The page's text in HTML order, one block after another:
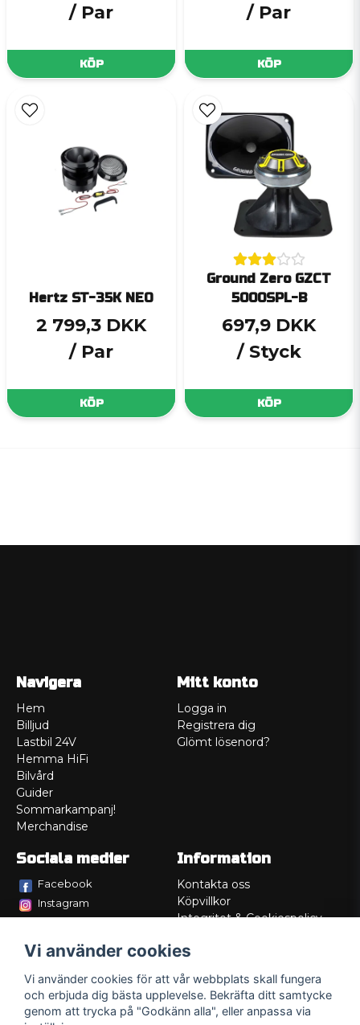
/ Par
KÖP
/ Par
KÖP
Hertz ST-35K NEO
2 799,3 DKK
/ Par
KÖP
Ground Zero GZCT
5000SPL-B
697,9 DKK
/ Styck
KÖP
Navigera
Hem
Billjud
Lastbil 24V
Hemma HiFi
Bilvård
Guider
Sommarkampanj!
Merchandise
Mitt konto
Logga in
Registrera dig
Glömt lösenord?
Sociala medier
Facebook
Instagram
Information
Kontakta oss
Köpvillkor
Integritet & Cookiespolicy
Service/Garanti
Lådritning
Om oss
Vi använder cookies
Vi använder cookies för att vår webbplats skall fungera
och erbjuda dig bästa upplevelse. Bekräfta ditt samtycke
genom att trycka på "Godkänn alla", eller anpassa via